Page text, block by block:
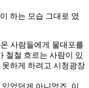
하는 모습 그대로 였
사람들에게 물대포를
철철 흐르는 사람이 있
하게 하려고 시청광장
었던게 아니었죠. 이